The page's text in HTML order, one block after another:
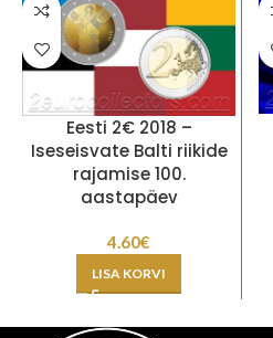
Eesti 2€ 2018 –
Iseseisvate Balti riikide
rajamise 100.
aastapäev
4.60€
LISA KORVI